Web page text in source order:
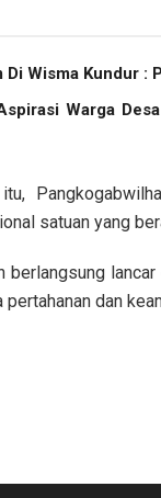
Di Wisma Kundur :
Warga
itu,
satuan yang
berlangsung
dan